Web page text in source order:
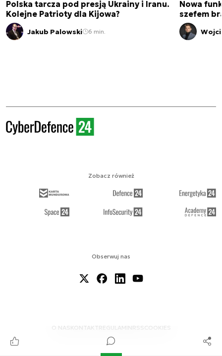
Polska tarcza pod presją Ukrainy i Iranu.
Kolejne Patrioty dla Kijowa?
Jakub Palowski 6 min.
Nowa
szefem
Obserwuj nas
O NAS KONTAKTREGULAMINRSS COOKIES
Zobacz również